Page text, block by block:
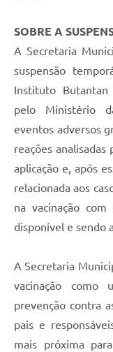
SOBRE A
A Secretaria
suspensão
Instituto
pelo Ministério
eventos adversos
reações
aplicação e, após
relacionada aos
na vacinação
disponível e sendo
A Secretaria
vacinação como
prevenção contra
pais e
mais próxima